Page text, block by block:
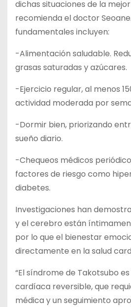
dichas situaciones de la
recomienda el doctor
fundamentales incluyen:
-Alimentación saludable.
grasas saturadas y azúcares.
-Ejercicio regular, al menos
actividad moderada por
-Dormir bien, priorizando
sueño diario.
-Chequeos médicos
factores de riesgo como
diabetes.
Investigaciones han
y el cerebro están
por lo que el bienestar
directamente en la salud
“El síndrome de Takotsubo
cardíaca reversible, que
médica y un seguimiento